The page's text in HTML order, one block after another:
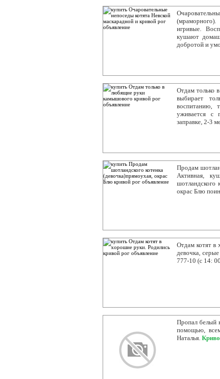
игривые.
кушают
добротой и
Отдам только
выбирает
воспитанию,
уживается с
заправке, 2-3
Продам
Активная,
шотландского
окрас Блю
Отдам котят в
девочка,
777-10 (с 14:
Пропал белый
помощью,
Наталья.